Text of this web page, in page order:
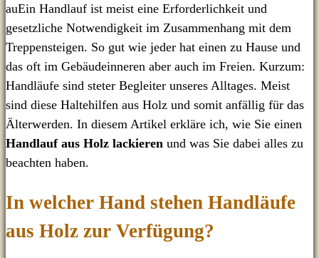
auEin Handlauf ist meist eine Erforderlichkeit und
gesetzliche Notwendigkeit im Zusammenhang mit dem
Treppensteigen. So gut wie jeder hat einen zu Hause und
das oft im Gebäudeinneren aber auch im Freien. Kurzum:
Handläufe sind steter Begleiter unseres Alltages. Meist
sind diese Haltehilfen aus Holz und somit anfällig für das
Älterwerden. In diesem Artikel erkläre ich, wie Sie einen
Handlauf aus Holz lackieren und was Sie dabei alles zu
beachten haben.
In welcher Hand stehen Handläufe
aus Holz zur Verfügung?